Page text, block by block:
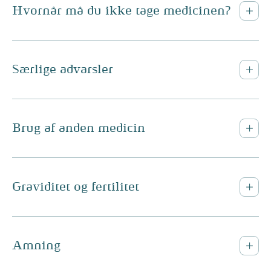
Hvornår må du ikke tage medicinen?
Særlige advarsler
Brug af anden medicin
Graviditet og fertilitet
Amning